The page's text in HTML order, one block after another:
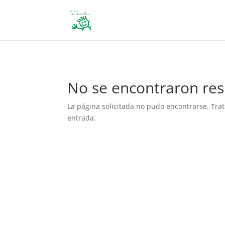
No se encontraron
La página solicitada no pudo encontrarse.
entrada.